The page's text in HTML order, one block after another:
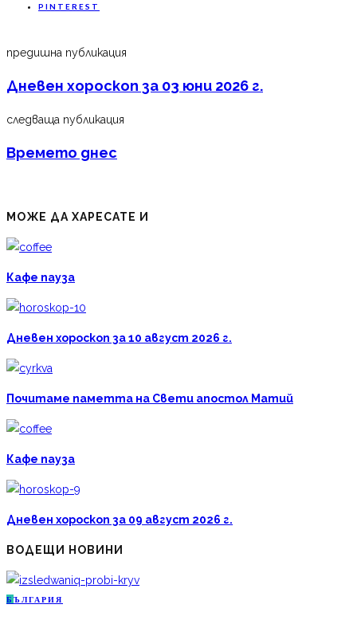
PINTEREST
предишна публикация
Дневен хороскоп за 03 юни 2026 г.
следваща публикация
Времето днес
МОЖЕ ДА ХАРЕСАТЕ И
Кафе пауза
Дневен хороскоп за 10 август 2026 г.
Почитаме паметта на Свети апостол Матий
Кафе пауза
Дневен хороскоп за 09 август 2026 г.
ВОДЕЩИ НОВИНИ
Б ЪЛГАРИЯ